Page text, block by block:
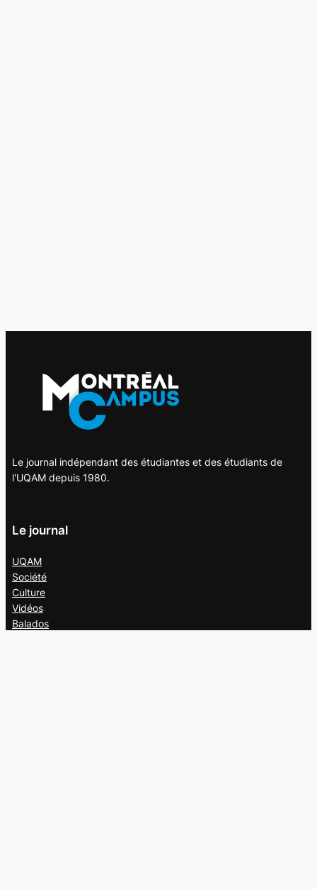
Le journal indépendant des étudiantes et des étudiants de
l'UQAM depuis 1980.
Le journal
UQAM
Société
Culture
Vidéos
Balados